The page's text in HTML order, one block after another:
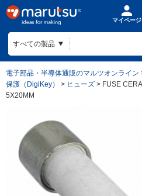
マイページ
電子部品・半導体通販のマルツオンライン
保護（DigiKey）
> ヒューズ > FUSE
5X20MM